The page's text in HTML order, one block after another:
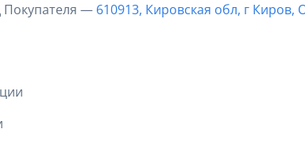
Покупателя — 610913, Кировская обл, г Киров,